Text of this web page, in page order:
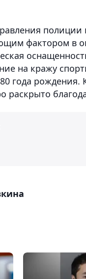
фактором в
на кражу
года
раскрыто